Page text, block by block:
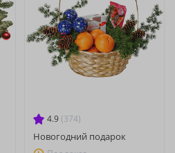
4.9 (374)
Новогодний подарок